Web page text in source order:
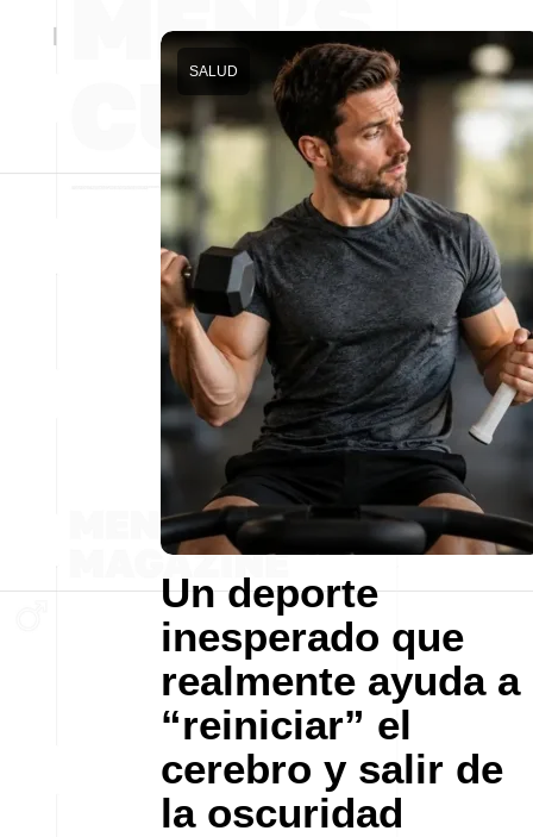
Un deporte
inesperado que
realmente ayuda a
“reiniciar” el
cerebro y salir de
la oscuridad
SALUD